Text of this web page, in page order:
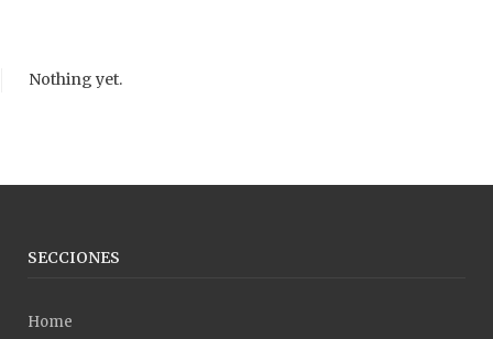
Nothing yet.
SECCIONES
Home